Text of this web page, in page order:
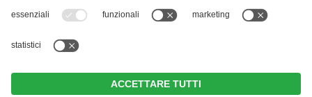
Nonostante il lavoro accurato e il costante aggiornamento dei contenuti, si
possono verificare errori. Non garantiamo la correttezza e la completezza di
tutte le informazioni.
Per motivi di sicurezza, si prega di verificare chiedendo direttamente sul posto